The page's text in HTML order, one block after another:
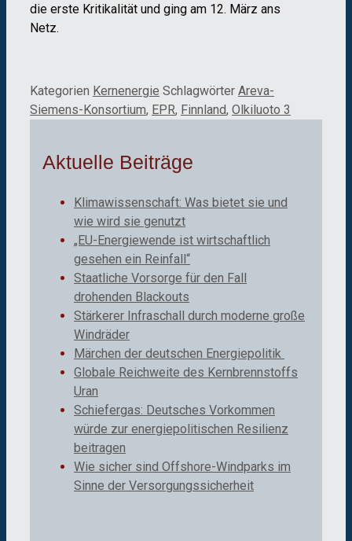
die erste Kritikalität und ging am 12. März ans
Netz.
Kategorien Kernenergie Schlagwörter Areva-
Siemens-Konsortium, EPR, Finnland, Olkiluoto 3
Aktuelle Beiträge
Klimawissenschaft: Was bietet sie und
wie wird sie genutzt
„EU-Energiewende ist wirtschaftlich
gesehen ein Reinfall“
Staatliche Vorsorge für den Fall
drohenden Blackouts
Stärkerer Infraschall durch moderne große
Windräder
Märchen der deutschen Energiepolitik
Globale Reichweite des Kernbrennstoffs
Uran
Schiefergas: Deutsches Vorkommen
würde zur energiepolitischen Resilienz
beitragen
Wie sicher sind Offshore-Windparks im
Sinne der Versorgungssicherheit